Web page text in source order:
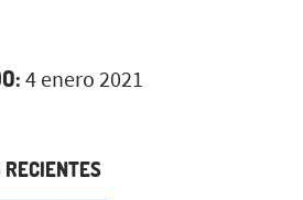
4 enero 2021
RECIENTES